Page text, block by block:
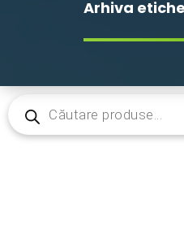
Arhiva
Products
search